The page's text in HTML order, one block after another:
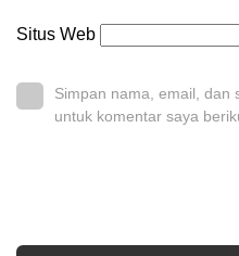
Situs Web
Simpan nama, email, dan
untuk komentar saya